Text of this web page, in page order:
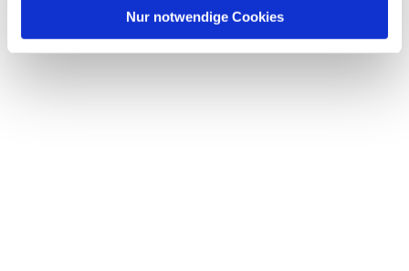
Nur notwendige Cookies